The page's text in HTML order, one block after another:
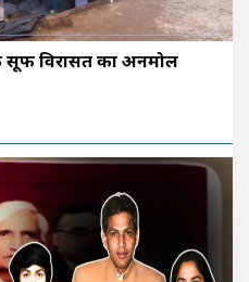
विरासत का अनमोल